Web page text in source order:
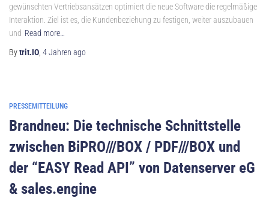
gewünschten Vertriebsansätzen optimiert die neue Software die regelmäßige
Interaktion. Ziel ist es, die Kundenbeziehung zu festigen, weiter auszubauen
und Read more…
Bytrit.IO 4 Jahren ago
PRESSEMITTEILUNG
Brandneu: Die technische Schnittstelle
zwischen BiPRO///BOX / PDF///BOX und
der “EASY Read API” von Datenserver eG
& sales.engine